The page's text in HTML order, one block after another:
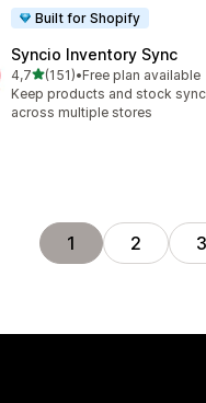
Built for Shopify
Syncio Inventory Sync
4,7stelle su 5
(151)
151 recensioni totali
•Free plan available
Keep products and stock
across multiple stores
1 2 3